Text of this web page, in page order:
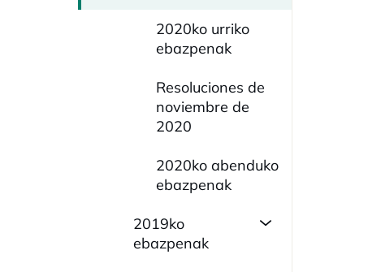
2020ko urriko
ebazpenak
Resoluciones de
noviembre de
2020
2020ko abenduko
ebazpenak
2019ko
ebazpenak